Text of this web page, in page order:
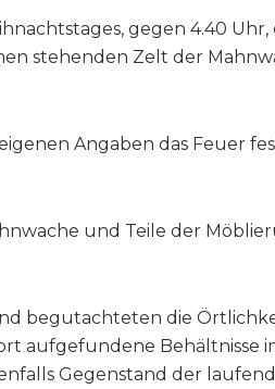
gegen 4.40
stehenden Zelt der
Angaben das Feuer
und Teile der
begutachteten die
aufgefundene Behältnisse
Gegenstand der